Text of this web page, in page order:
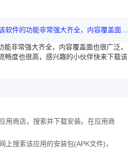
非常强大齐全，内容覆盖面也很广泛，
畅度也很高，感兴趣的小伙伴快来下载该
用商店，搜索并下载安装。在应用商
搜索该应用的安装包(APK文件)，